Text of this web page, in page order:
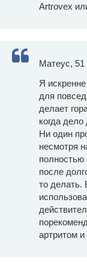
Artrovex
Матеус, 51
Я
для
делает
когда
Ни один
несмотря
полностью
после
то делать.
артритом